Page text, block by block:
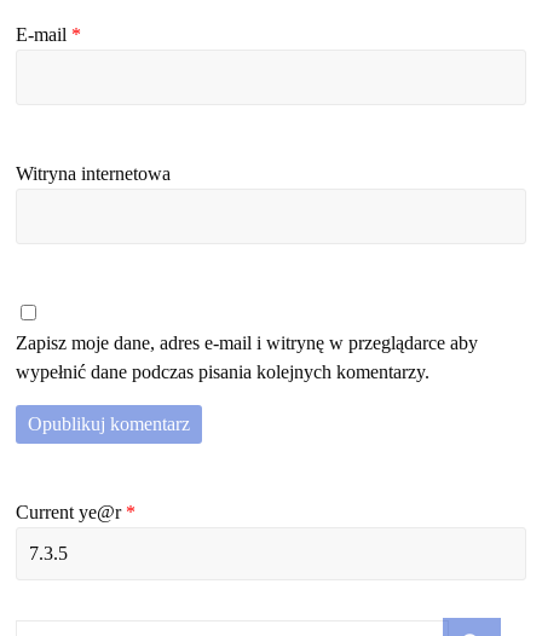
E-mail *
Witryna internetowa
Zapisz moje dane, adres e-mail i witrynę w przeglądarce aby
wypełnić dane podczas pisania kolejnych komentarzy.
Current ye@r *